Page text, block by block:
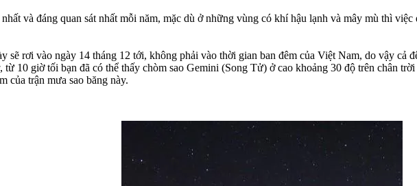
và đáng quan sát nhất mỗi năm, mặc dù ở những vùng có khí hậu lạnh và mây mù thì
sẽ rơi vào ngày 14 tháng 12 tới, không phải vào thời gian ban đêm của Việt Nam, do vậy cả
từ 10 giờ tối bạn đã có thể thấy chòm sao Gemini (Song Tử) ở cao khoảng 30 độ trên chân
của trận mưa sao băng này.